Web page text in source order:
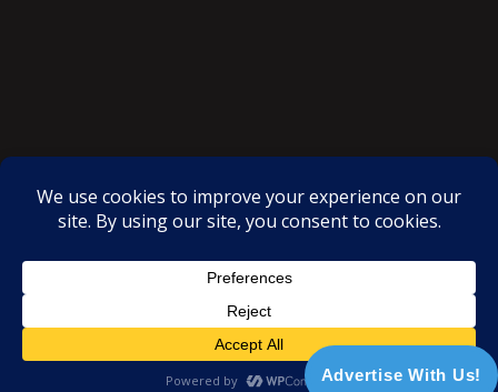
Proudly powered by WordPress |Theme: SuperMag byAcme
Themes
Advertise With Us!